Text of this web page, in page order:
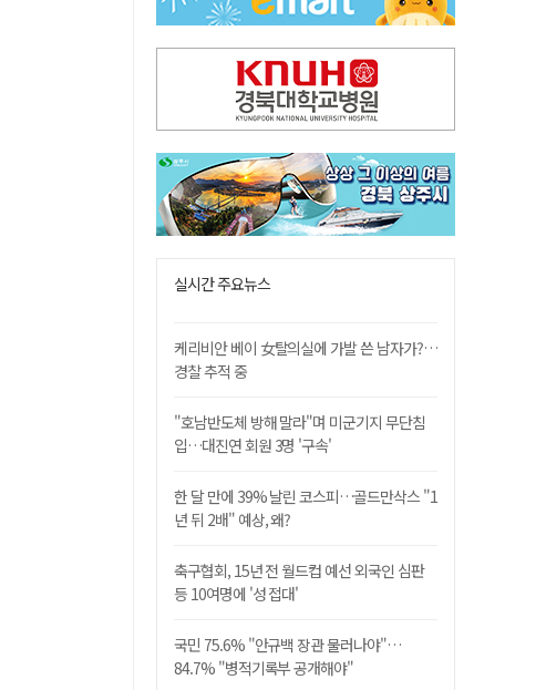
아쉬운 태클
실시간 주요뉴스
케리비안 베이 女탈의실에 가발 쓴 남자가?…
경찰 추적 중
"호남반도체 방해 말라"며 미군기지 무단침
입…대진연 회원 3명 '구속'
한 달 만에 39% 날린 코스피…골드만삭스 "1
년 뒤 2배" 예상, 왜?
축구협회, 15년 전 월드컵 예선 외국인 심판
등 10여명에 '성 접대'
국민 75.6% "안규백 장관 물러나야"…
84.7% "병적기록부 공개해야"